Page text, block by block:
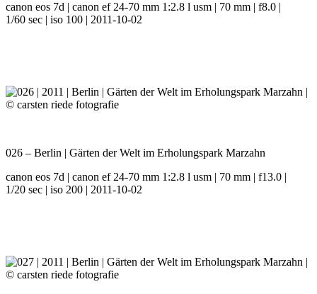
canon eos 7d | canon ef 24-70 mm 1:2.8 l usm | 70 mm | f8.0 |
1/60 sec | iso 100 | 2011-10-02
026 – Berlin | Gärten der Welt im Erholungspark Marzahn
canon eos 7d | canon ef 24-70 mm 1:2.8 l usm | 70 mm | f13.0 |
1/20 sec | iso 200 | 2011-10-02